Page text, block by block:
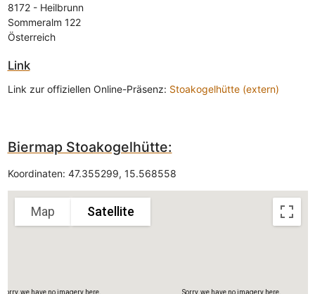
8172- Heilbrunn
Sommeralm 122
Österreich
Link
Link zur offiziellen Online-Präsenz: Stoakogelhütte (extern)
Biermap Stoakogelhütte:
Koordinaten: 47.355299, 15.568558
Map Satellite